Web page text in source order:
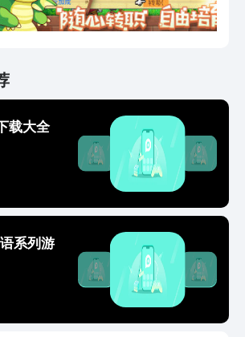
载大全
系列游